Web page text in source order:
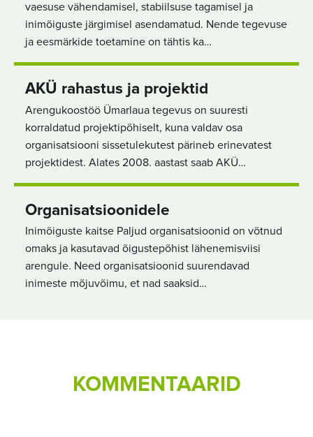
vaesuse vähendamisel, stabiilsuse tagamisel ja
inimõiguste järgimisel asendamatud. Nende tegevuse
ja eesmärkide toetamine on tähtis ka…
AKÜ rahastus ja projektid
Arengukoostöö Ümarlaua tegevus on suuresti
korraldatud projektipõhiselt, kuna valdav osa
organisatsiooni sissetulekutest pärineb erinevatest
projektidest. Alates 2008. aastast saab AKÜ…
Organisatsioonidele
Inimõiguste kaitse Paljud organisatsioonid on võtnud
omaks ja kasutavad õigustepõhist lähenemisviisi
arengule. Need organisatsioonid suurendavad
inimeste mõjuvõimu, et nad saaksid…
KOMMENTAARID